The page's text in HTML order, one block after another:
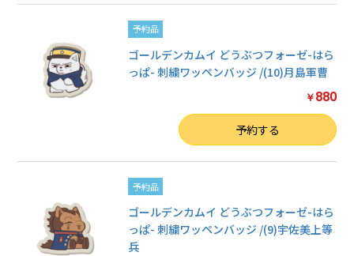
予約品
ゴールデンカムイ どうぶつフォーゼ-はら
っぱ- 刺繍ワッペンバッジ /(10)月島軍曹
￥ 880
予約する
予約品
ゴールデンカムイ どうぶつフォーゼ-はら
っぱ- 刺繍ワッペンバッジ /(9)宇佐美上等
兵